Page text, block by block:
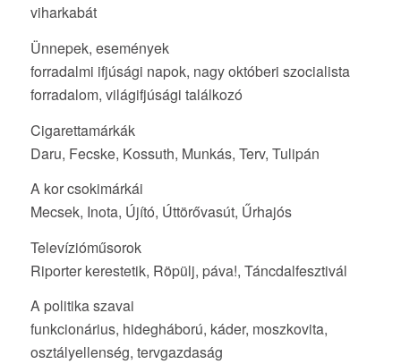
viharkabát
Ünnepek, események
forradalmi ifjúsági napok, nagy októberi szocialista
forradalom, világifjúsági találkozó
Cigarettamárkák
Daru, Fecske, Kossuth, Munkás, Terv, Tulipán
A kor csokimárkái
Mecsek, Inota, Újító, Úttörővasút, Űrhajós
Televízióműsorok
Riporter kerestetik, Röpülj, páva!, Táncdalfesztivál
A politika szavai
funkcionárius, hidegháború, káder, moszkovita,
osztályellenség, tervgazdaság